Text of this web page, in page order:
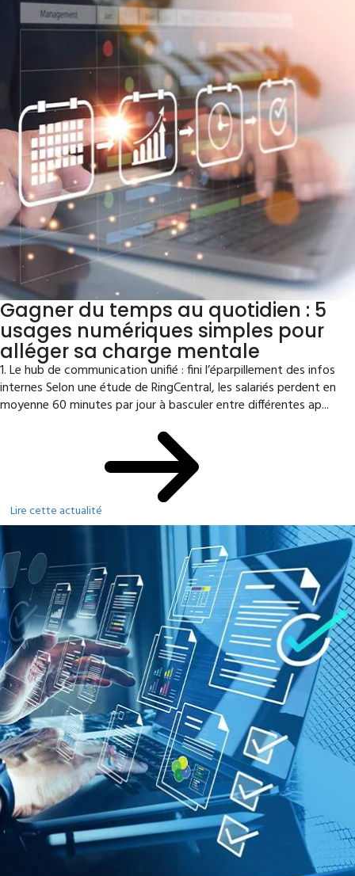
Gagner du temps au quotidien : 5
usages numériques simples pour
alléger sa charge mentale
1. Le hub de communication unifié : fini l’éparpillement des infos
internes Selon une étude de RingCentral, les salariés perdent en
moyenne 60 minutes par jour à basculer entre différentes ap...
Lire cette actualité